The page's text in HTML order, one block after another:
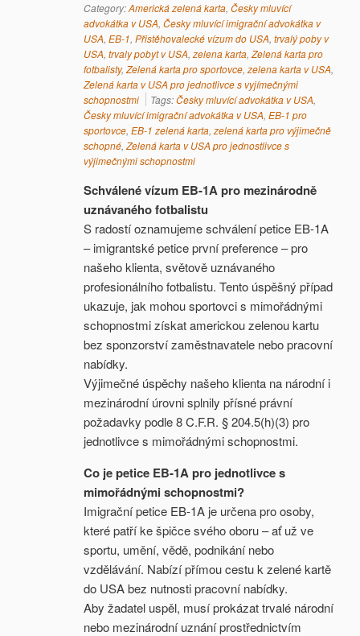
Category:Americká zelená karta, Česky mluvící
advokátka v USA, Česky mluvící imigrační advokátka v
USA, EB-1, Přistěhovalecké vízum do USA, trvalý poby v
USA, trvaly pobyt v USA, zelena karta, Zelená karta pro
fotbalisty, Zelená karta pro sportovce, zelena karta v USA,
Zelená karta v USA pro jednotlivce s vyjímečnými
schopnostmi
Tags:Česky mluvící advokátka v USA,
Česky mluvící imigrační advokátka v USA, EB-1 pro
sportovce, EB-1 zelená karta, zelená karta pro výjimečně
schopné, Zelená karta v USA pro jednostlivce s
výjimečnými schopnostmi
Schválené vízum EB-1A pro mezinárodně
uznávaného fotbalistu
S radostí oznamujeme schválení petice EB-1A
– imigrantské petice první preference – pro
našeho klienta, světově uznávaného
profesionálního fotbalistu. Tento úspěšný případ
ukazuje, jak mohou sportovci s mimořádnými
schopnostmi získat americkou zelenou kartu
bez sponzorství zaměstnavatele nebo pracovní
nabídky.
Výjimečné úspěchy našeho klienta na národní i
mezinárodní úrovni splnily přísné právní
požadavky podle 8 C.F.R. § 204.5(h)(3) pro
jednotlivce s mimořádnými schopnostmi.
Co je petice EB-1A pro jednotlivce s
mimořádnými schopnostmi?
Imigrační petice EB-1A je určena pro osoby,
které patří ke špičce svého oboru – ať už ve
sportu, umění, vědě, podnikání nebo
vzdělávání. Nabízí přímou cestu k zelené kartě
do USA bez nutnosti pracovní nabídky.
Aby žadatel uspěl, musí prokázat trvalé národní
nebo mezinárodní uznání prostřednictvím